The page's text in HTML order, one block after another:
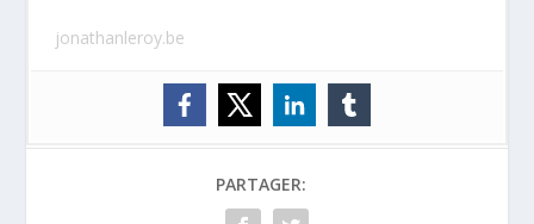
jonathanleroy.be
PARTAGER: